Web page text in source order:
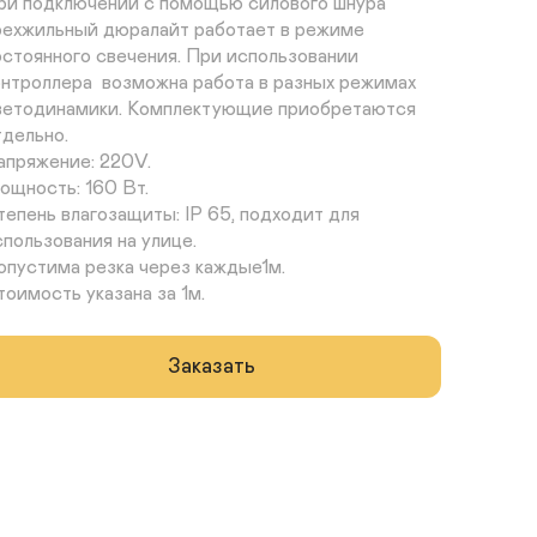
дюралайт работает в режиме
свечения. При использовании
возможна работа в разных режимах
Комплектующие приобретаются
220V.
160 Вт.
влагозащиты: IP 65, подходит для
на улице.
резка через каждые1м.
указана за 1м.
Заказать